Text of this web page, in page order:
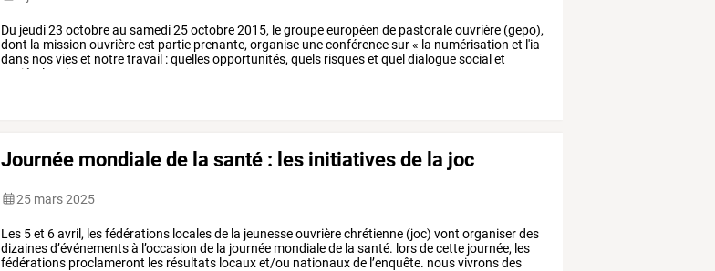
Du jeudi23 octobreau samedi25octobre2015, legroupeeuropéen de pastoraleouvrière (gepo),
dont la mission ouvrièreest partie prenante, organise uneconférencesur« la numérisation et l'ia
dans nosvieset notretravail :quellesopportunités, quels risqueset quel dialoguesocial et
sociétal
largement
Journée mondiale de la santé : les initiatives de la joc
25 mars 2025
Les 5et 6avril, lesfédérations localesde la jeunesseouvrièrechrétienne (joc) vont organiserdes
dizainesd’événementsà l’occasion de la journée mondialede la santé. lorsdecette journée, les
fédérations proclameront les résultats locauxet/ou nationauxde l’enquête. nousvivronsdes